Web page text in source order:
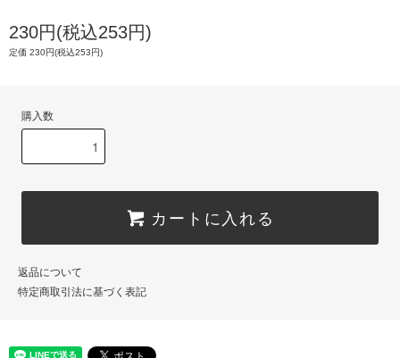
230円(税込253円)
定価 230円(税込253円)
購入数
カートに入れる
返品について
特定商取引法に基づく表記